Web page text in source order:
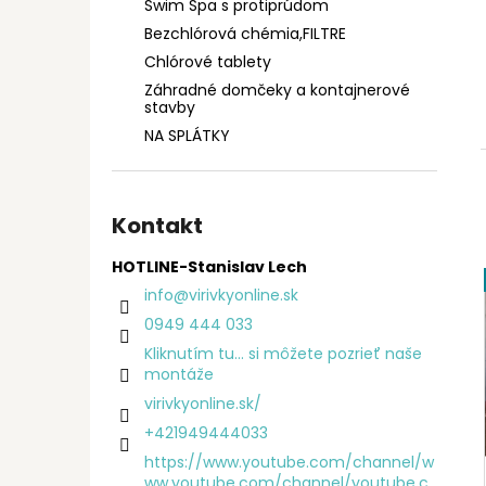
Swim Spa s protiprúdom
Bezchlórová chémia,FILTRE
Chlórové tablety
Záhradné domčeky a kontajnerové
stavby
NA SPLÁTKY
Kontakt
HOTLINE-Stanislav Lech
info@virivkyonline.sk
0949 444 033
Kliknutím tu... si môžete pozrieť naše
montáže
virivkyonline.sk/
+421949444033
https://www.youtube.com/channel/w